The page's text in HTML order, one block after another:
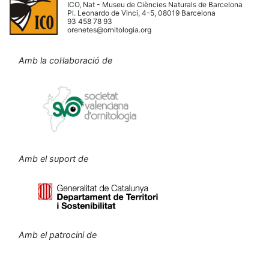
ICO, Nat - Museu de Ciències Naturals de Barcelona
Pl. Leonardo de Vinci, 4-5, 08019 Barcelona
93 458 78 93
orenetes@ornitologia.org
Amb la col·laboració de
Amb el suport de
Amb el patrocini de